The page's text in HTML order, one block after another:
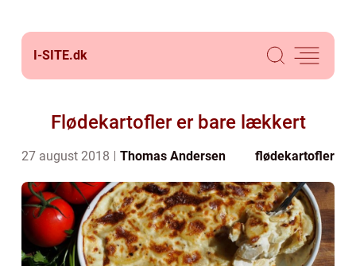
I-SITE.dk
Flødekartofler er bare lækkert
27 august 2018 Thomas Andersen flødekartofler